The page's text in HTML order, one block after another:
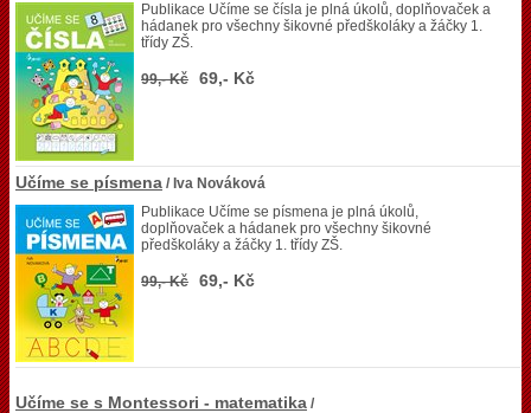
Publikace Učíme se čísla je plná úkolů, doplňovaček a
hádanek pro všechny šikovné předškoláky a žáčky 1.
třídy ZŠ.
99,- Kč 69,- Kč
Učíme se písmena / Iva Nováková
Publikace Učíme se písmena je plná úkolů,
doplňovaček a hádanek pro všechny šikovné
předškoláky a žáčky 1. třídy ZŠ.
99,- Kč 69,- Kč
Učíme se s Montessori - matematika /